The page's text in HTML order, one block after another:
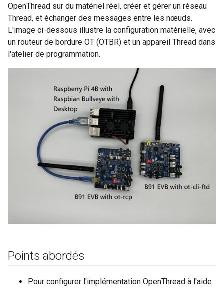
OpenThread sur du matériel réel, créer et gérer un réseau
Thread, et échanger des messages entre les nœuds.
L'image ci-dessous illustre la configuration matérielle, avec
un routeur de bordure OT (OTBR) et un appareil Thread dans
l'atelier de programmation.
Points abordés
Pour configurer l'implémentation OpenThread à l'aide